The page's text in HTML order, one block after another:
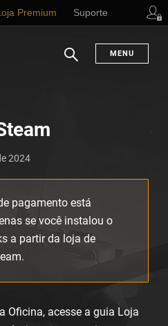
Premium Suporte
MENU
2024
pagamento está
se você instalou o
a partir da loja de
Oficina, acesse a guia Loja